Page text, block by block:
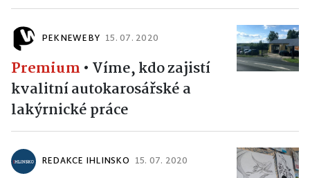
PEKNEWEBY 15. 07. 2020
Premium • Víme, kdo zajistí
kvalitní autokarosářské a
lakýrnické práce
REDAKCE IHLINSKO 15. 07. 2020